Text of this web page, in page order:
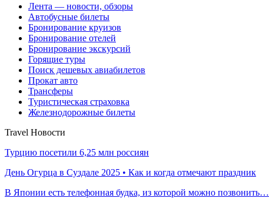
Лента — новости, обзоры
Автобусные билеты
Бронирование круизов
Бронирование отелей
Бронирование экскурсий
Горящие туры
Поиск дешевых авиабилетов
Прокат авто
Трансферы
Туристическая страховка
Железнодорожные билеты
Travel Новости
Турцию посетили 6,25 млн россиян
День Огурца в Суздале 2025 • Как и когда отмечают праздник
В Японии есть телефонная будка, из которой можно позвонить…